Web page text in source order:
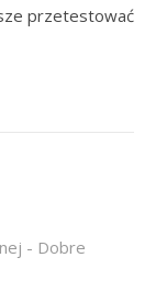
przetestować
- Dobre